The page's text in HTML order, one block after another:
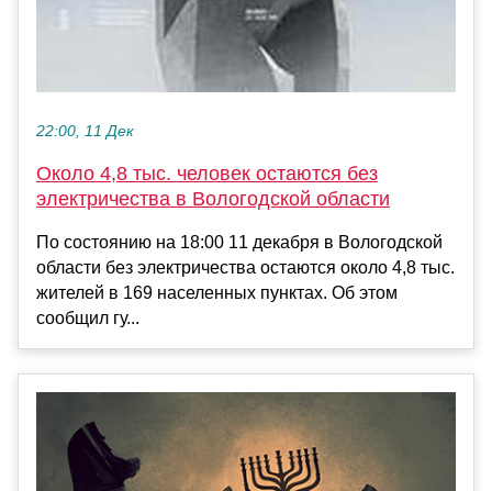
22:00, 11 Дек
Около 4,8 тыс. человек остаются без
электричества в Вологодской области
По состоянию на 18:00 11 декабря в Вологодской
области без электричества остаются около 4,8 тыс.
жителей в 169 населенных пунктах. Об этом
сообщил гу...